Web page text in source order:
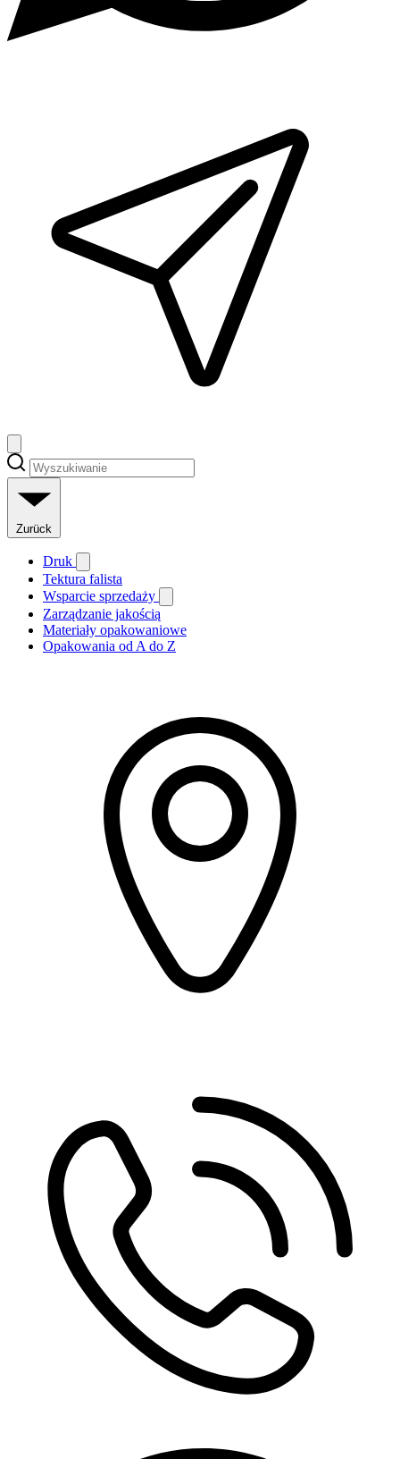
Zurück
Druk
Tektura falista
Wsparcie sprzedaży
Zarządzanie jakością
Materiały opakowaniowe
Opakowania od A do Z